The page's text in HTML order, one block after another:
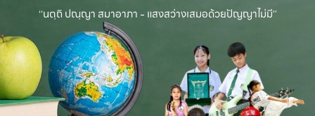
“นตฺถิ ปณฺญา สมาอาภา - แสงสว่างเสมอด้วยปัญญาไม่มี”